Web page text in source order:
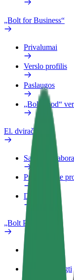
„Bolt for Business“
Privalumai
Verslo profilis
Paslaugos
„Bolt Food“
El. dviračiai
Saugumo
Pranešti apie
DUK
„Bolt Plus“
Privalumai
Kaip prisijungti